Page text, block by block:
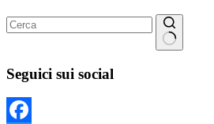
risultato
Seguici sui social